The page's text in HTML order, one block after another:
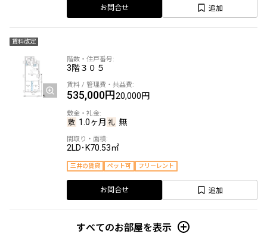
お問合せ 追加
賃料改定
3階３０５
535,000円20,000円
1.0ヶ月 無
2LD･K70.53㎡
三井の賃貸 ペット可 フリーレント
お問合せ 追加
すべてのお部屋を表示